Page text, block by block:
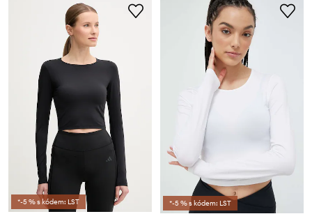
*-5 % s kódem: LST *-5 % s kódem: LST